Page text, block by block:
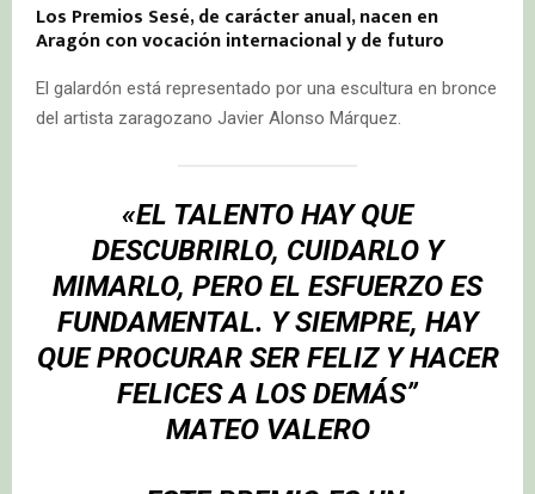
Los Premios Sesé, de carácter anual, nacen en
Aragón con vocación internacional y de futuro
El galardón está representado por una escultura en bronce
del artista zaragozano Javier Alonso Márquez.
«EL TALENTO HAY QUE
DESCUBRIRLO, CUIDARLO Y
MIMARLO, PERO EL ESFUERZO ES
FUNDAMENTAL. Y SIEMPRE, HAY
QUE PROCURAR SER FELIZ Y HACER
FELICES A LOS DEMÁS”
MATEO VALERO